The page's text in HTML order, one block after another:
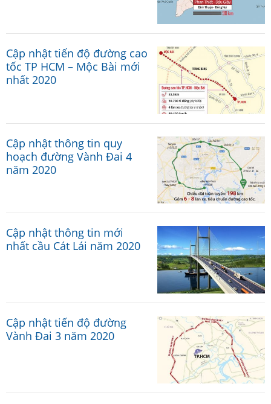
Cập nhật tiến độ đường cao
tốc TP HCM – Mộc Bài mới
nhất 2020
Cập nhật thông tin quy
hoạch đường Vành Đai 4
năm 2020
Cập nhật thông tin mới
nhất cầu Cát Lái năm 2020
Cập nhật tiến độ đường
Vành Đai 3 năm 2020